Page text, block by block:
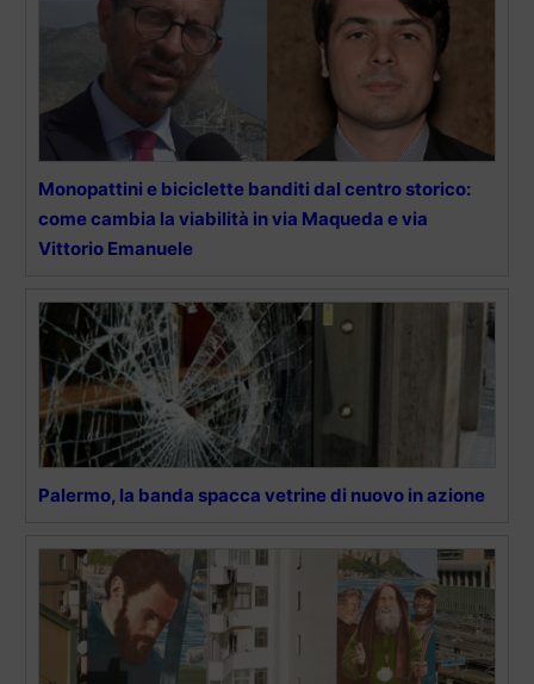
Monopattini e biciclette banditi dal centro storico:
come cambia la viabilità in via Maqueda e via
Vittorio Emanuele
Palermo, la banda spacca vetrine di nuovo in azione